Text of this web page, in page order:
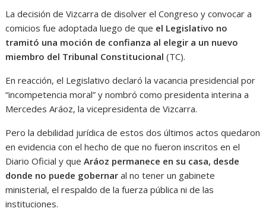
La decisión de Vizcarra de disolver el Congreso y convocar a
comicios fue adoptada luego de que el Legislativo no
tramitó una moción de confianza al elegir a un nuevo
miembro del Tribunal Constitucional (TC).
En reacción, el Legislativo declaró la vacancia presidencial por
“incompetencia moral” y nombró como presidenta interina a
Mercedes Aráoz, la vicepresidenta de Vizcarra.
Pero la debilidad jurídica de estos dos últimos actos quedaron
en evidencia con el hecho de que no fueron inscritos en el
Diario Oficial y queAráoz permanece en su casa, desde
donde no puede gobernar al no tener un gabinete
ministerial, el respaldo de la fuerza pública ni de las
instituciones.